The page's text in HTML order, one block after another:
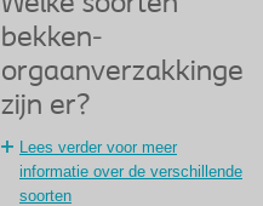
bekken-
orgaanverzakkingen
zijn er?
Lees verder voor meer
informatie over de verschillende
soorten